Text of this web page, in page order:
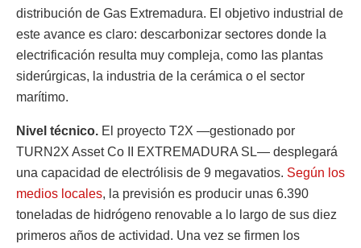
distribución de Gas Extremadura. El objetivo industrial de
este avance es claro: descarbonizar sectores donde la
electrificación resulta muy compleja, como las plantas
siderúrgicas, la industria de la cerámica o el sector
marítimo.
Nivel técnico. El proyecto T2X —gestionado por
TURN2X Asset Co II EXTREMADURA SL— desplegará
una capacidad de electrólisis de 9 megavatios. Según los
medios locales, la previsión es producir unas 6.390
toneladas de hidrógeno renovable a lo largo de sus diez
primeros años de actividad. Una vez se firmen los